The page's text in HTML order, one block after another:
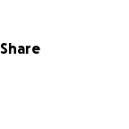
Share